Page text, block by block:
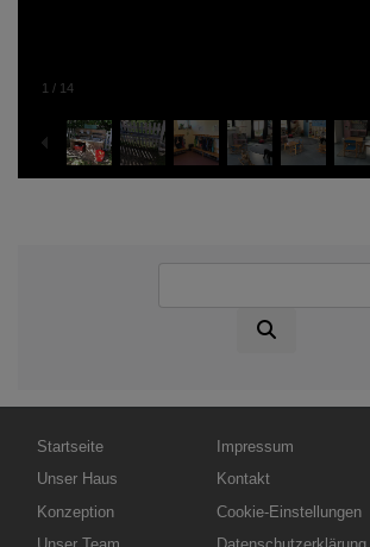
1 / 14
Hauptnavigation
Startseite
Unser Haus
Konzeption
Fußbereichsmenü
Impressum
Kontakt
Cookie-Einstellungen